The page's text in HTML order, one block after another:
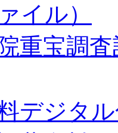
イル）
重宝調
デジタ